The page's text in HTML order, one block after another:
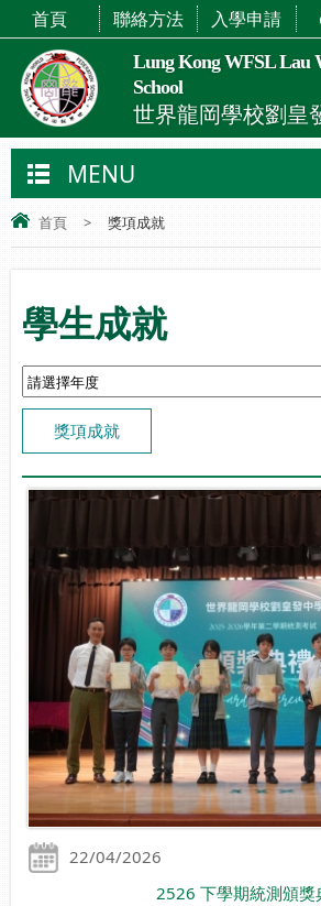
Lung Kong WFSL Lau
School
世界龍岡學校劉皇
首頁 聯絡方法 入學申請
MENU
首頁 > 獎項成就
學生成就
獎項成就
22/04/2026
2526 下學期統測頒獎